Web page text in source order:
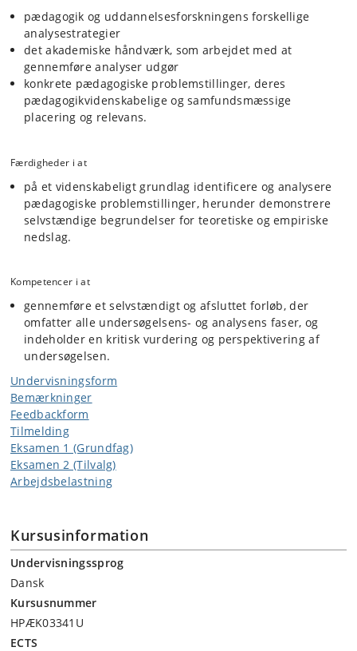
pædagogik og uddannelsesforskningens forskellige
analysestrategier
det akademiske håndværk, som arbejdet med at
gennemføre analyser udgør
konkrete pædagogiske problemstillinger, deres
pædagogikvidenskabelige og samfundsmæssige
placering og relevans.
Færdigheder i at
på et videnskabeligt grundlag identificere og analysere
pædagogiske problemstillinger, herunder demonstrere
selvstændige begrundelser for teoretiske og empiriske
nedslag.
Kompetencer i at
gennemføre et selvstændigt og afsluttet forløb, der
omfatter alle undersøgelsens- og analysens faser, og
indeholder en kritisk vurdering og perspektivering af
undersøgelsen.
Undervisningsform
Bemærkninger
Feedbackform
Tilmelding
Eksamen 1 (Grundfag)
Eksamen 2 (Tilvalg)
Arbejdsbelastning
Kursusinformation
Undervisningssprog
Dansk
Kursusnummer
HPÆK03341U
ECTS